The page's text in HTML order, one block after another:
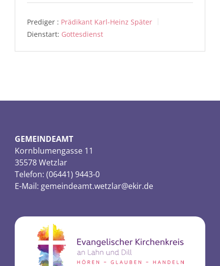
Prediger : Prädikant Karl-Heinz Später
Dienstart: Gottesdienst
GEMEINDEAMT
Kornblumengasse 11
35578 Wetzlar
Telefon: (06441) 9443-0
E-Mail: gemeindeamt.wetzlar@ekir.de